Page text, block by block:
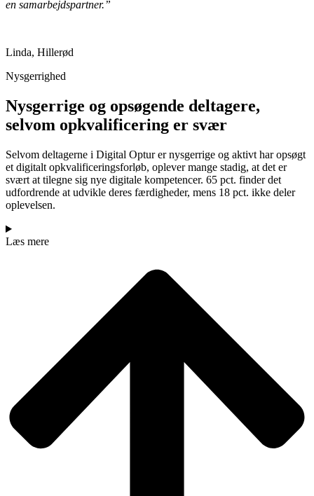
en samarbejdspartner.”
Linda, Hillerød
Nysgerrighed
Nysgerrige og opsøgende deltagere,
selvom opkvalificering er svær
Selvom deltagerne i Digital Optur er nysgerrige og aktivt har opsøgt
et digitalt opkvalificeringsforløb, oplever mange stadig, at det er
svært at tilegne sig nye digitale kompetencer. 65 pct. finder det
udfordrende at udvikle deres færdigheder, mens 18 pct. ikke deler
oplevelsen.
Læs mere